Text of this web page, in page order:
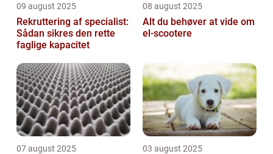
09 august 2025
Rekruttering af specialist:
Sådan sikres den rette
faglige kapacitet
08 august 2025
Alt du behøver at vide om
el-scootere
07 august 2025 03 august 2025